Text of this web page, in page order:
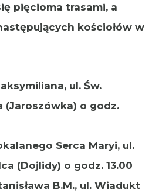
pięcioma trasami, a
kościołów w
ul. Św.
(Jaroszówka) o godz.
Serca Maryi, ul.
(Dojlidy) o godz. 13.00
B.M., ul. Wiadukt